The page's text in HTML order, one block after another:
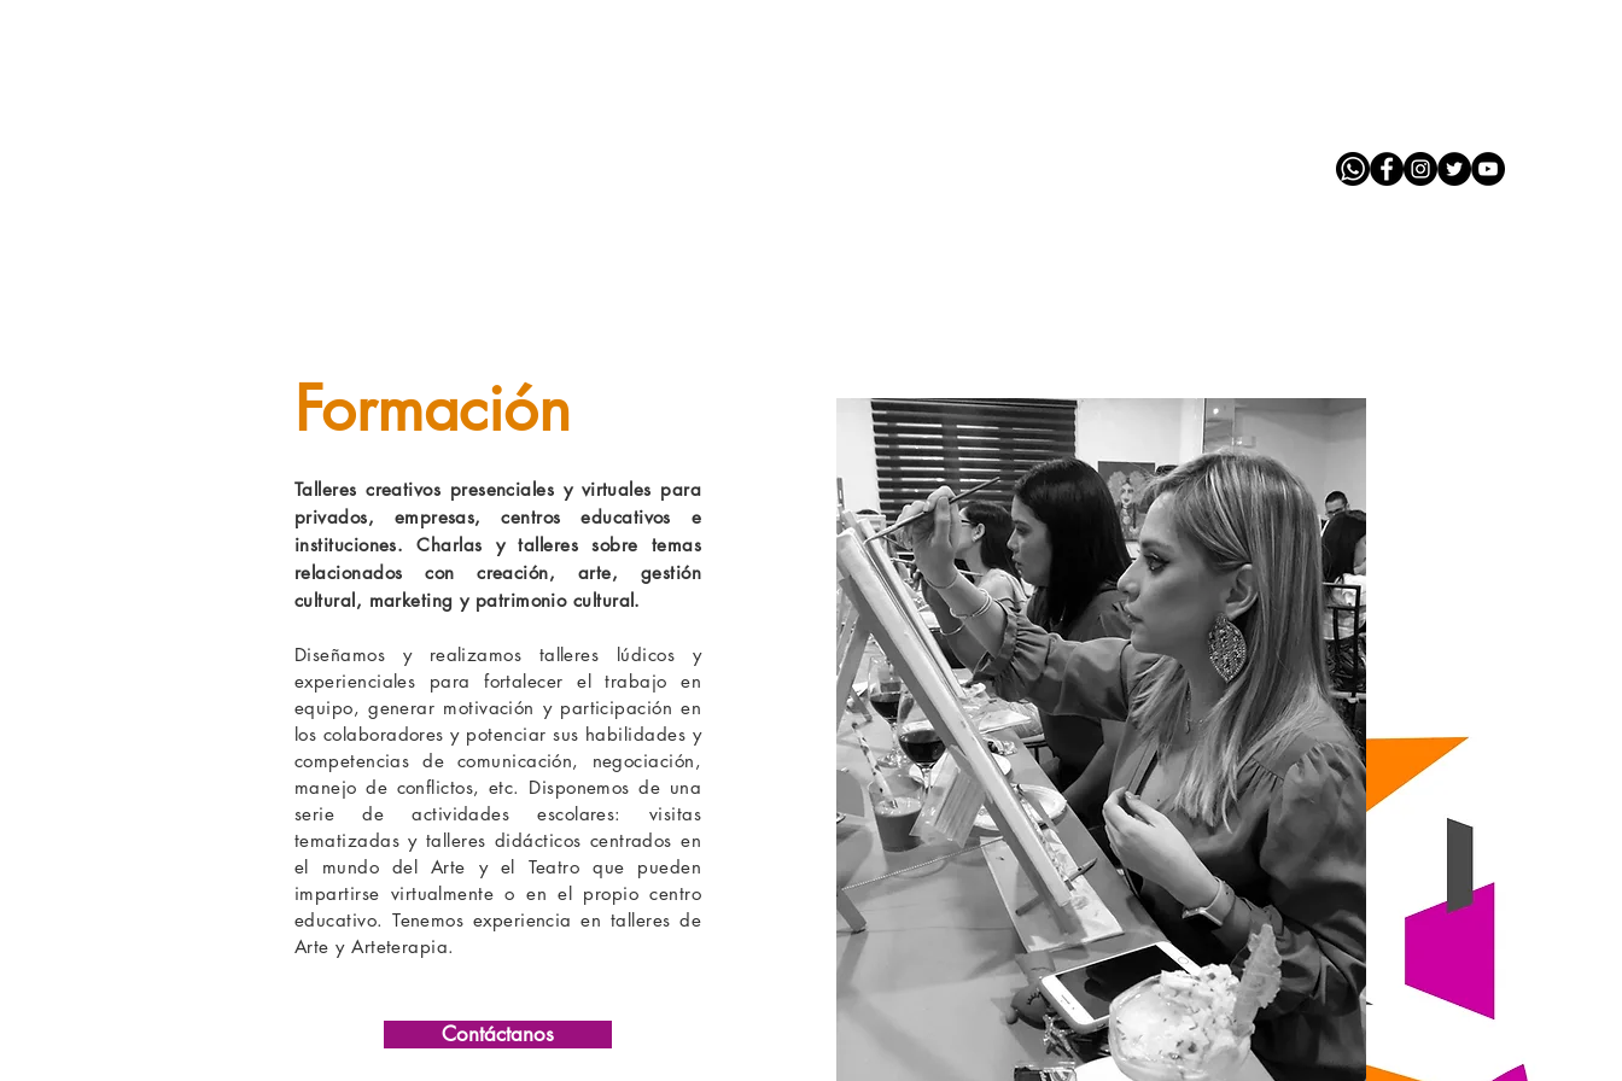
Formación
Talleres creativos presenciales y virtuales para
privados, empresas, centros educativos e
instituciones. Charlas y talleres sobre temas
relacionados con creación, arte, gestión
cultural, marketing y patrimonio cultural.
Diseñamos y realizamos talleres lúdicos y
experienciales para fortalecer el trabajo en
equipo, generar motivación y participación en
los colaboradores y potenciar sus habilidades y
competencias de comunicación, negociación,
manejo de conflictos, etc. Disponemos de una
serie de actividades escolares: visitas
tematizadas y talleres didácticos centrados en
el mundo del Arte y el Teatro que pueden
impartirse virtualmente o en el propio centro
educativo. Tenemos experiencia en talleres de
Arte y Arteterapia.
Contáctanos